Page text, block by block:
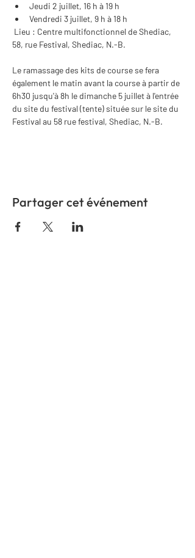
Jeudi 2 juillet, 16 h à 19 h
Vendredi 3 juillet, 9 h à 18 h
Lieu : Centre multifonctionnel de Shediac,
58, rue Festival, Shediac, N.-B.
Le ramassage des kits de course se fera
également le matin avant la course à partir de
6h30 jusqu'à 8h le dimanche 5 juillet à l'entrée
du site du festival (tente) située sur le site du
Festival au 58 rue festival, Shediac, N.-B.
Partager cet événement